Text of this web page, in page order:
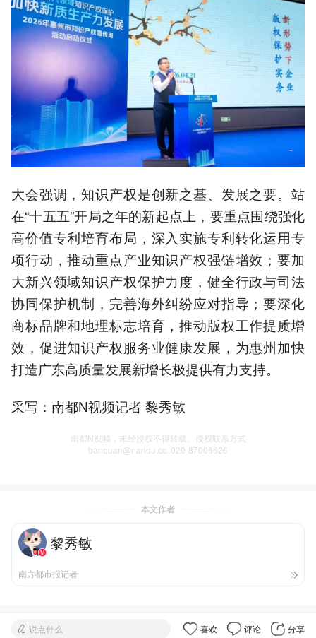
大会强调，知识产权是创新之基、发展之要。站
在“十五五”开局之年的新起点上，要重点围绕强化
高价值专利培育布局，深入实施专利转化运用专
项行动，推动重点产业知识产权强链增效；要加
大新兴领域知识产权保护力度，健全行政与司法
协同保护机制，完善海外纠纷应对指导；要深化
商标品牌和地理标志培育，推动版权工作提质增
效，促进知识产权服务业健康发展，为惠州加快
打造广东高质量发展新增长极提供有力支持。
采写：南都N视频记者 黎秀敏
南都N视频，未经授权不得转载、授权联系方式
banquan@nandu.cc. 020-87006626
本文作者
黎秀敏
南方都市报记者
说点什么 喜欢 评论 分享